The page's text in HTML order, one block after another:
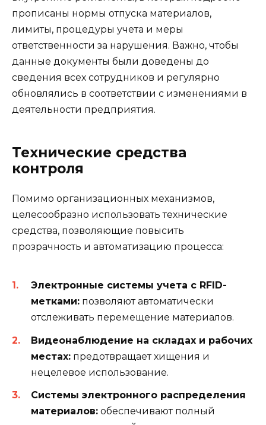
прописаны нормы отпуска материалов,
лимиты, процедуры учета и меры
ответственности за нарушения. Важно, чтобы
данные документы были доведены до
сведения всех сотрудников и регулярно
обновлялись в соответствии с изменениями в
деятельности предприятия.
Технические средства
контроля
Помимо организационных механизмов,
целесообразно использовать технические
средства, позволяющие повысить
прозрачность и автоматизацию процесса:
Электронные системы учета с RFID-
метками: позволяют автоматически
отслеживать перемещение материалов.
Видеонаблюдение на складах и рабочих
местах: предотвращает хищения и
нецелевое использование.
Системы электронного распределения
материалов: обеспечивают полный